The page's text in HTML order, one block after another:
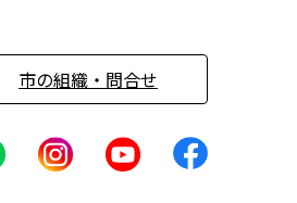
市の組織・問合せ